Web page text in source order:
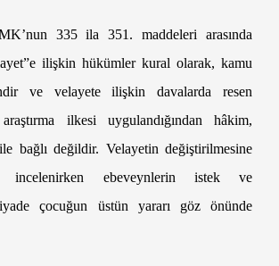
335 ila 351. maddeleri arasında
ilişkin hükümler kural olarak, kamu
ve velayete ilişkin davalarda resen
ilkesi uygulandığından hâkim,
bağlı değildir. Velayetin değiştirilmesine
incelenirken ebeveynlerin istek ve
çocuğun üstün yararı göz önünde